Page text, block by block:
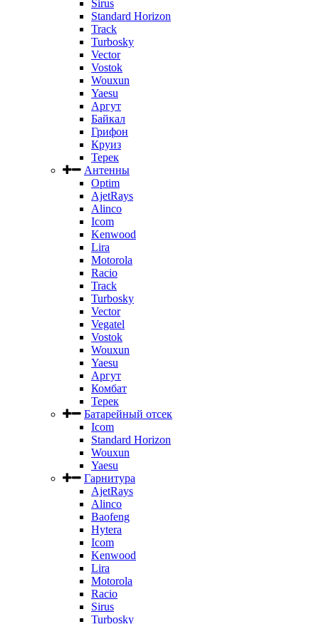
Sirus
Standard Horizon
Track
Turbosky
Vector
Vostok
Wouxun
Yaesu
Аргут
Байкал
Грифон
Круиз
Терек
Антенны
Optim
AjetRays
Alinco
Icom
Kenwood
Lira
Motorola
Racio
Track
Turbosky
Vector
Vegatel
Vostok
Wouxun
Yaesu
Аргут
Комбат
Терек
Батарейный отсек
Icom
Standard Horizon
Wouxun
Yaesu
Гарнитура
AjetRays
Alinco
Baofeng
Hytera
Icom
Kenwood
Lira
Motorola
Racio
Sirus
Turbosky